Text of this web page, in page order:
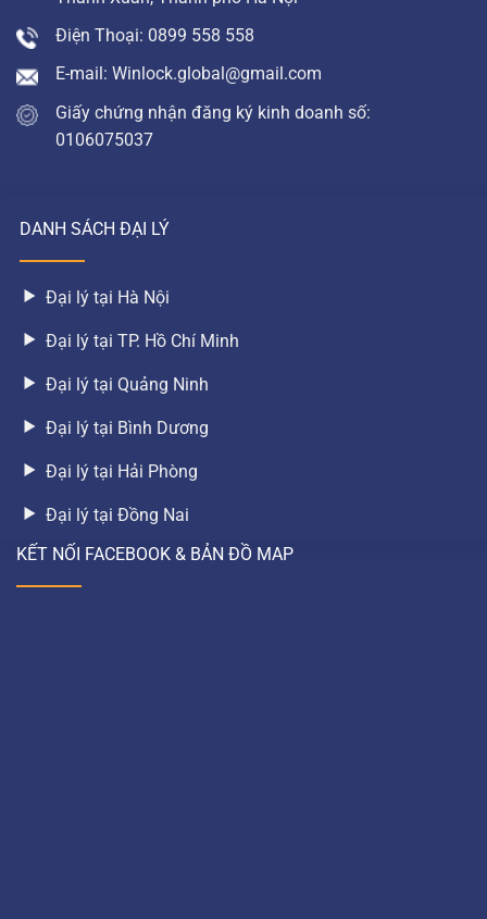
Điện Thoại: 0899 558 558
E-mail: Winlock.global@gmail.com
Giấy chứng nhận đăng ký kinh doanh số:
0106075037
DANH SÁCH ĐẠI LÝ
Đại lý tại Hà Nội
Đại lý tại TP. Hồ Chí Minh
Đại lý tại Quảng Ninh
Đại lý tại Bình Dương
Đại lý tại Hải Phòng
Đại lý tại Đồng Nai
KẾT NỐI FACEBOOK & BẢN ĐỒ MAP